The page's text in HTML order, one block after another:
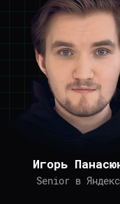
Купить
Перейти в чат
КАК ВСЕ